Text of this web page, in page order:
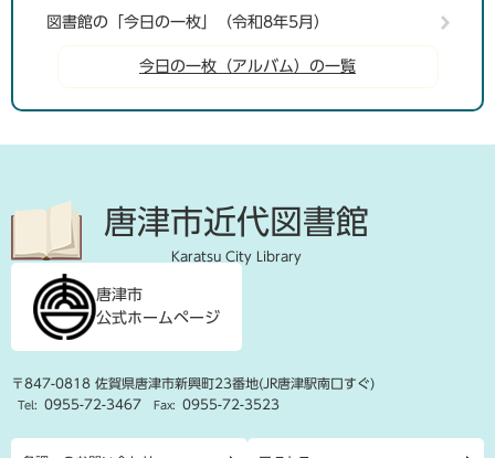
図書館の「今日の一枚」（令和8年5月）
今日の一枚（アルバム）の一覧
唐津市近代図書館
Karatsu City Library
唐津市
公式ホームページ
〒847-0818 佐賀県唐津市新興町23番地(JR唐津駅南口すぐ)
Tel: 0955-72-3467 Fax: 0955-72-3523